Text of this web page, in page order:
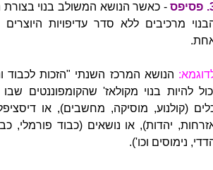
- כאשר הנושא המשולב בנוי בצורת
מרכיבים ללא סדר עדיפויות
הנושא המרכז השנתי "הזכות לכבוד
להיות בנוי מקולאז' שהקומפוננטים שבו
(קולנוע, מוסיקה, מחשבים), או
יהדות), או נושאים (כבוד פורמלי,
נימוסים וכו').